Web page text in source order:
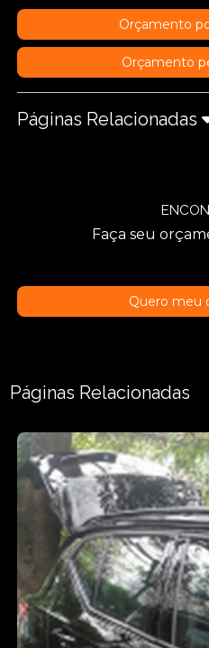
Orçamento
Orçamento
Páginas Relacionadas
Faça seu
Quero meu
Páginas Relacionadas